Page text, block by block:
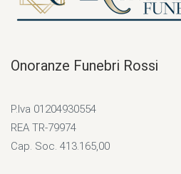
Onoranze Funebri Rossi
P.Iva 01204930554
REA TR-79974
Cap. Soc. 413.165,00